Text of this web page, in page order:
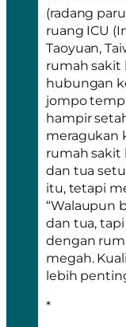
(radang
ruang ICU
Taoyuan,
rumah sakit
hubungan
jompo
hampir
meragukan
rumah sakit
dan tua
itu, tetapi
“Walaupun
dan tua,
dengan
megah.
lebih
*